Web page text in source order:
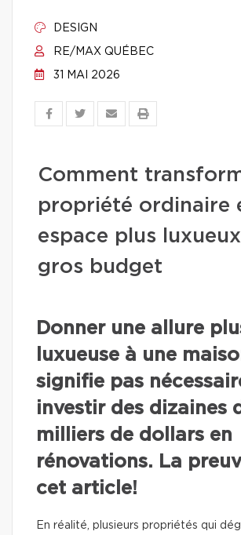
DESIGN
RE/MAX QUÉBEC
31 MAI 2026
Comment
propriété ordinaire
espace plus
gros budget
Donner une allure
luxueuse à une
signifie pas
investir des dizaines
milliers de dollars en
rénovations. La
cet article!
En réalité, plusieurs propriétés qui